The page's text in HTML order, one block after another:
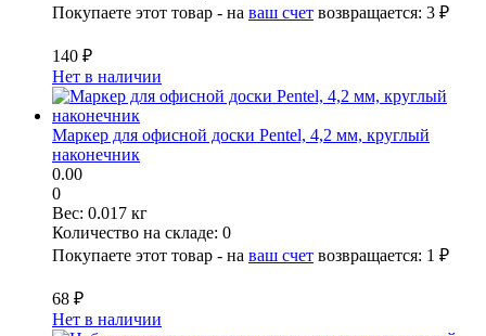
Покупаете этот товар - на ваш счет возвращается: 3 ₽
140 ₽
Нет в наличии
Маркер для офисной доски Pentel, 4,2 мм, круглый
наконечник
0.00
0
Вес: 0.017 кг
Количество на складе: 0
Покупаете этот товар - на ваш счет возвращается: 1 ₽
68 ₽
Нет в наличии